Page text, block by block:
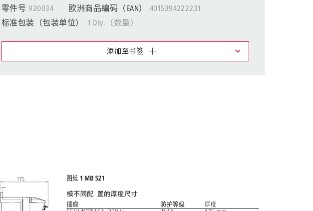
零件号 920034 欧洲商品编码（EAN）
4015394222231
标准包装（包装单位）
1 Qty.（数量）
添加至书签